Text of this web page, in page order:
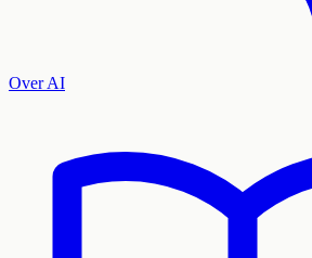
Over AI